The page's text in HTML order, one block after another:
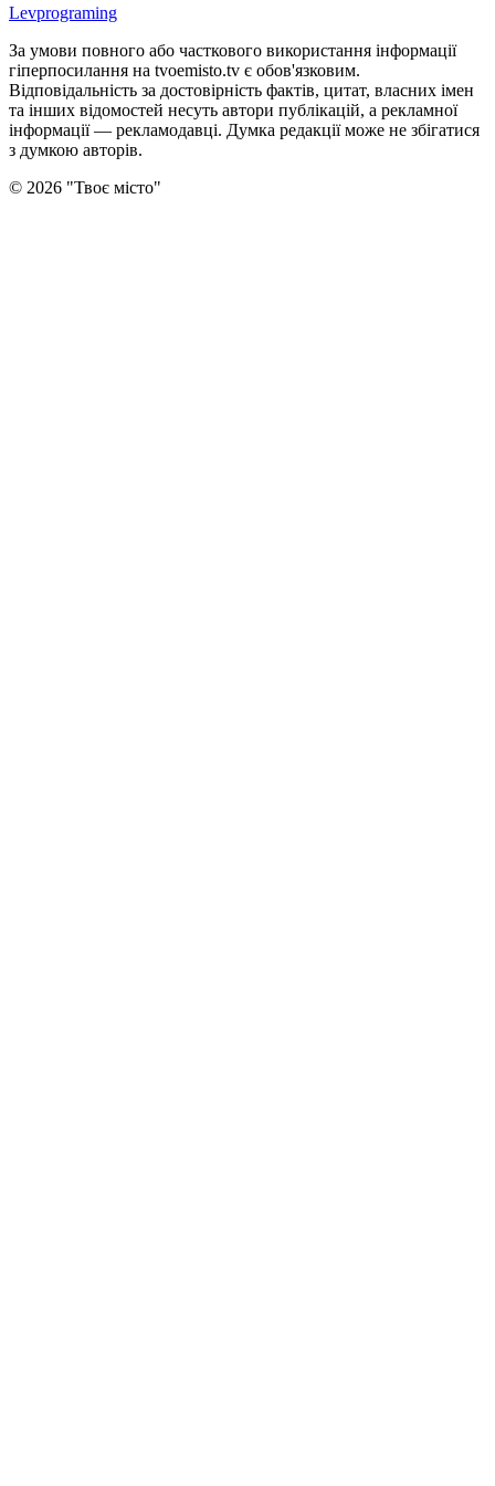
Levprograming
За умови повного або часткового використання iнформацiї
гіперпосилання на tvoemisto.tv є обов'язковим.
Відповідальність за достовірність фактів, цитат, власних імен
та інших відомостей несуть автори публікацій, а рекламної
інформації — рекламодавці. Думка редакцiї може не збiгатися
з думкою авторiв.
© 2026 "Твоє місто"